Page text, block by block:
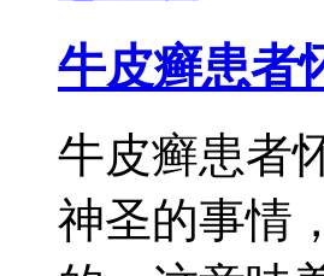
牛皮癣患者
牛皮癣患者
神圣的事情